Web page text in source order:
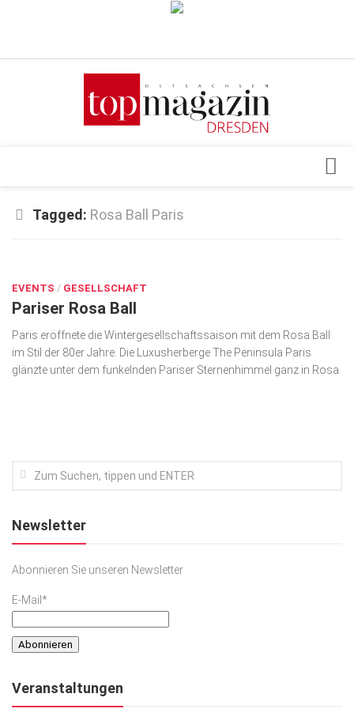
Verkaufsstellen
Top Gesundheitsforum Dresden / Ostsachsen
Geschäft
gesund & schön
Gesellschaft
Kunst & Kultur
SACHSEN IN PARIS
Tagged: Rosa Ball Paris
EVENTS / GESELLSCHAFT
Pariser Rosa Ball
Paris eröffnete die Wintergesellschaftssaison mit dem Rosa Ball
im Stil der 80er Jahre. Die Luxus­her­berge The Peninsula Paris
glänzte unter dem funkelnden Pariser Ster­nenhimmel ganz in Rosa.
Newsletter
Abonnieren Sie unseren Newsletter
E-Mail*
Veranstaltungen